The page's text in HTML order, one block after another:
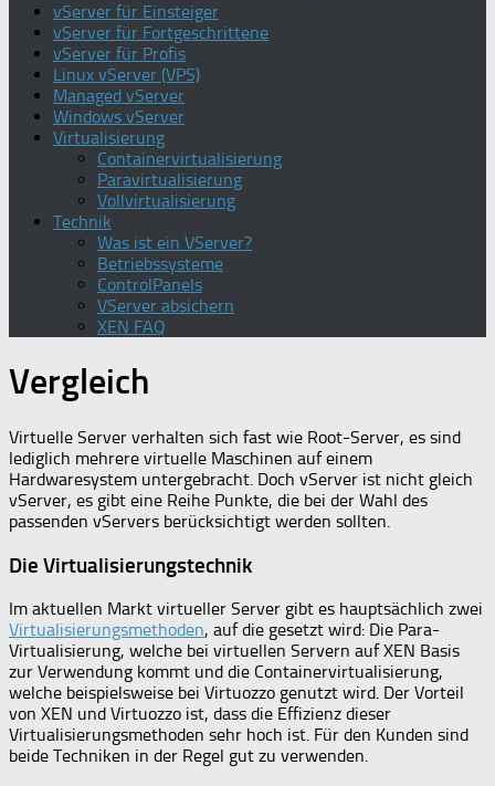
vServer für Einsteiger
vServer für Fortgeschrittene
vServer für Profis
Linux vServer (VPS)
Managed vServer
Windows vServer
Virtualisierung
Containervirtualisierung
Paravirtualisierung
Vollvirtualisierung
Technik
Was ist ein VServer?
Betriebssysteme
ControlPanels
VServer absichern
XEN FAQ
Vergleich
Virtuelle Server verhalten sich fast wie Root-Server, es sind
lediglich mehrere virtuelle Maschinen auf einem
Hardwaresystem untergebracht. Doch vServer ist nicht gleich
vServer, es gibt eine Reihe Punkte, die bei der Wahl des
passenden vServers berücksichtigt werden sollten.
Die Virtualisierungstechnik
Im aktuellen Markt virtueller Server gibt es hauptsächlich zwei
Virtualisierungsmethoden, auf die gesetzt wird: Die Para-
Virtualisierung, welche bei virtuellen Servern auf XEN Basis
zur Verwendung kommt und die Containervirtualisierung,
welche beispielsweise bei Virtuozzo genutzt wird. Der Vorteil
von XEN und Virtuozzo ist, dass die Effizienz dieser
Virtualisierungsmethoden sehr hoch ist. Für den Kunden sind
beide Techniken in der Regel gut zu verwenden.